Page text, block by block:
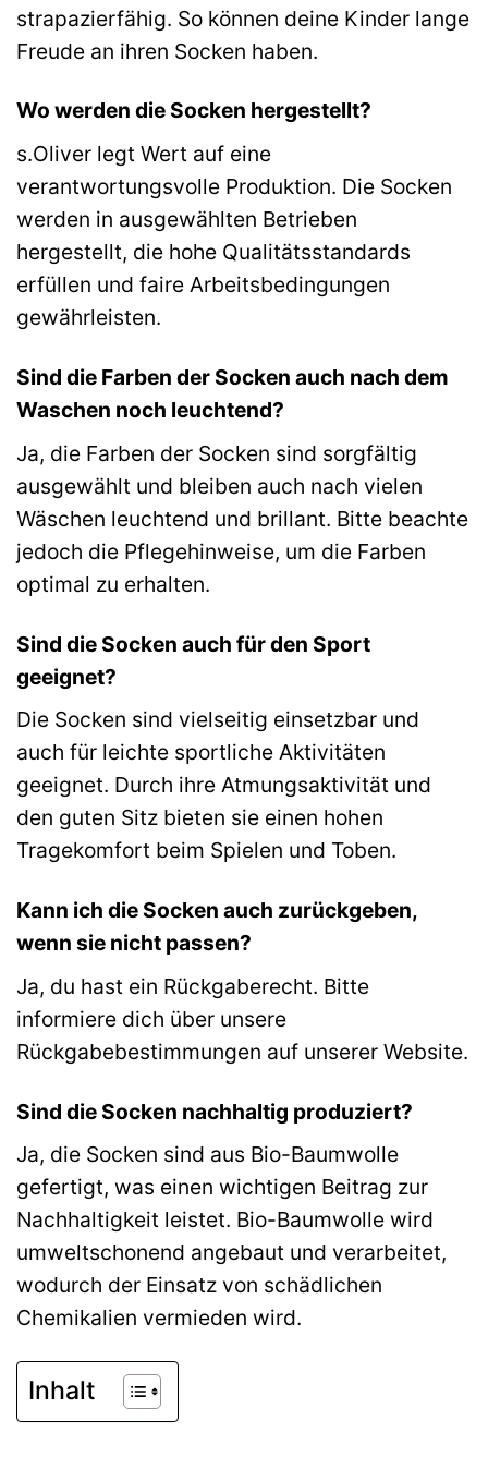
strapazierfähig. So können deine Kinder lange
Freude an ihren Socken haben.
Wo werden die Socken hergestellt?
s.Oliver legt Wert auf eine
verantwortungsvolle Produktion. Die Socken
werden in ausgewählten Betrieben
hergestellt, die hohe Qualitätsstandards
erfüllen und faire Arbeitsbedingungen
gewährleisten.
Sind die Farben der Socken auch nach dem
Waschen noch leuchtend?
Ja, die Farben der Socken sind sorgfältig
ausgewählt und bleiben auch nach vielen
Wäschen leuchtend und brillant. Bitte beachte
jedoch die Pflegehinweise, um die Farben
optimal zu erhalten.
Sind die Socken auch für den Sport
geeignet?
Die Socken sind vielseitig einsetzbar und
auch für leichte sportliche Aktivitäten
geeignet. Durch ihre Atmungsaktivität und
den guten Sitz bieten sie einen hohen
Tragekomfort beim Spielen und Toben.
Kann ich die Socken auch zurückgeben,
wenn sie nicht passen?
Ja, du hast ein Rückgaberecht. Bitte
informiere dich über unsere
Rückgabebestimmungen auf unserer Website.
Sind die Socken nachhaltig produziert?
Ja, die Socken sind aus Bio-Baumwolle
gefertigt, was einen wichtigen Beitrag zur
Nachhaltigkeit leistet. Bio-Baumwolle wird
umweltschonend angebaut und verarbeitet,
wodurch der Einsatz von schädlichen
Chemikalien vermieden wird.
Inhalt